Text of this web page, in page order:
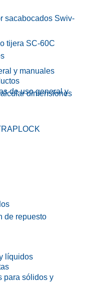
sacabocados Swiv-
tijera SC-60C
dimensiones
y manuales
de uso general y
de repuesto
líquidos
para sólidos y